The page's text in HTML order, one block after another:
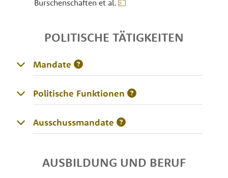
Burschenschaften et al.
POLITISCHE TÄTIGKEITEN
Mandate
Politische Funktionen
Ausschussmandate
AUSBILDUNG UND BERUF